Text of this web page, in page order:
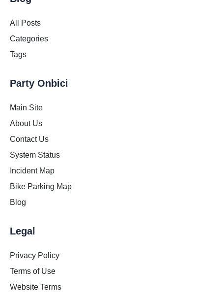
All Posts
Categories
Tags
Party Onbici
Main Site
About Us
Contact Us
System Status
Incident Map
Bike Parking Map
Blog
Legal
Privacy Policy
Terms of Use
Website Terms